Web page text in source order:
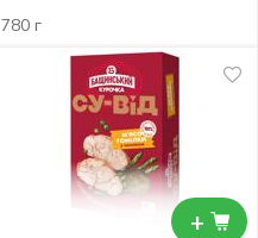
780 г
+